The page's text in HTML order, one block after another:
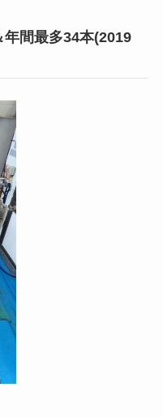
間最多34本(2019